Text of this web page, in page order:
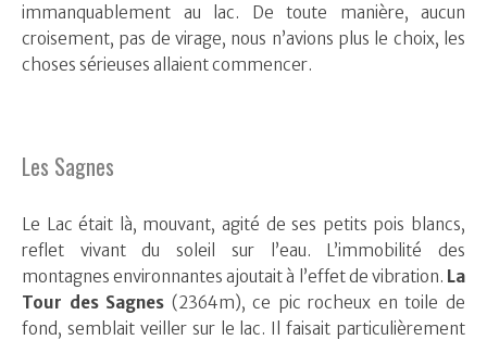
immanquablement au lac. De toute manière, aucun
croisement, pas de virage, nous n’avions plus le choix, les
choses sérieuses allaient commencer.
Les Sagnes
Le Lac était là, mouvant, agité de ses petits pois blancs,
reflet vivant du soleil sur l’eau. L’immobilité des
montagnes environnantes ajoutait à l’effet de vibration. La
Tour des Sagnes (2364m), ce pic rocheux en toile de
fond, semblait veiller sur le lac. Il faisait particulièrement